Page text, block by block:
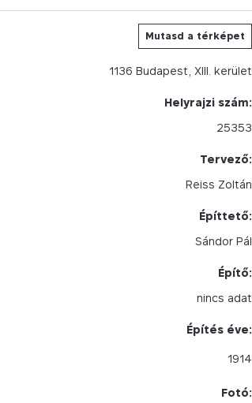
Mutasd a térképet
1136 Budapest, XIII. kerület
Helyrajzi szám:
25353
Tervező:
Reiss Zoltán
Építtető:
Sándor Pál
Építő:
nincs adat
Építés éve:
1914
Fotó: